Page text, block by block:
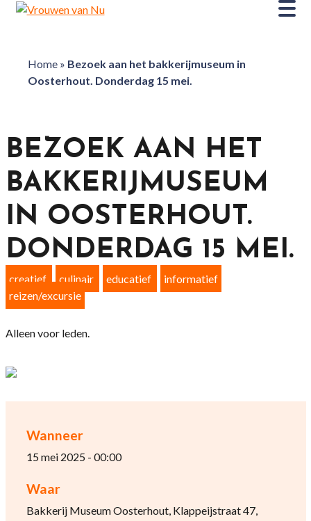
Home» Bezoek aan het bakkerijmuseum in
Oosterhout. Donderdag 15 mei.
Wanneer
15 mei 2025 - 00:00
Waar
Bakkerij Museum Oosterhout, Klappeijstraat 47,
BEZOEK AAN HET
BAKKERIJMUSEUM
IN OOSTERHOUT.
DONDERDAG 15 MEI.
creatief culinair educatief
informatief
reizen/excursie
Alleen voor leden.